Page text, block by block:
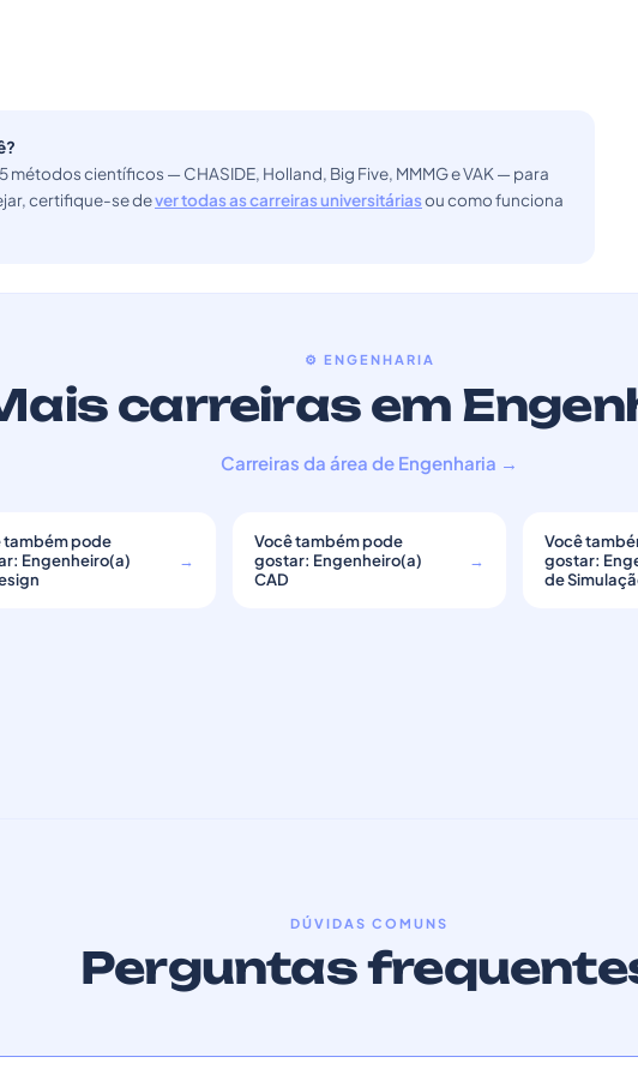
métodos científicos — CHASIDE, Holland, Big Five, MMMG e VAK — para
certifique-se dever todas as carreiras universitáriasou como funciona
⚙️ ENGENHARIA
carreiras em
Carreiras da área de Engenharia →
também pode
Engenheiro(a)
→
Você também pode
gostar: Engenheiro(a)
CAD
→
Você
gostar:
de
DÚVIDAS COMUNS
Perguntas